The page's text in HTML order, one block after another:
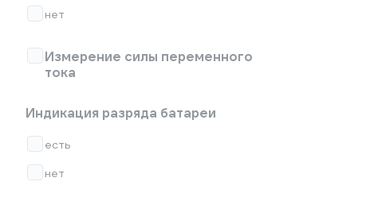
нет
Измерение силы переменного
тока
Индикация разряда батареи
есть
нет